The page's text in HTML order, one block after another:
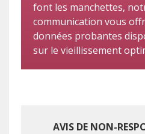
font les manchettes,
communication vous
données probantes
sur le vieillissement
AVIS DE NON-